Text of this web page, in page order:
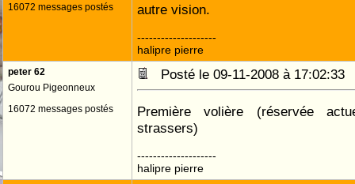
16072 messages postés
autre vision.
--------------------
halipre pierre
peter 62
Gourou Pigeonneux
16072 messages postés
Posté le 09-11-2008 à
Première volière (réservée
strassers)
--------------------
halipre pierre